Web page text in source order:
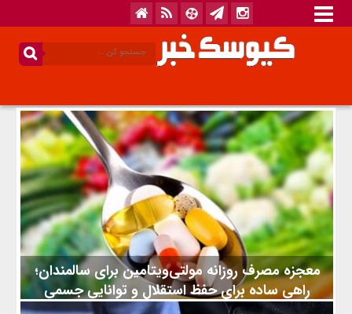
معجزه مصرف روزانه مولتی‌ویتامین برای سالمندان؛
راهی ساده برای حفظ استقلال و توانایی جسمی